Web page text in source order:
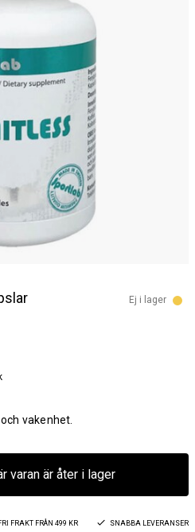
Ej i lager
vakenhet.
varan är åter i lager
FRAKT FRÅN 499 KR SNABBA LEVERANSER